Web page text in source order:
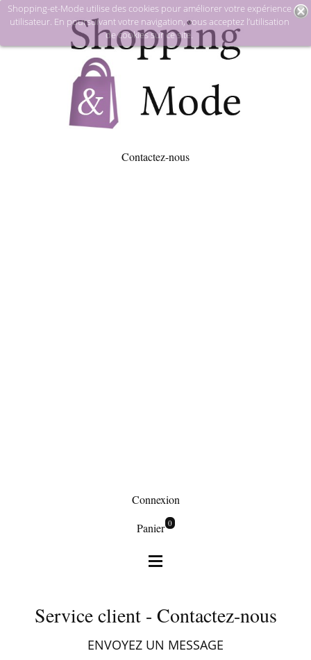
Contactez-nous
Connexion
Panier 0
Shopping-et-Mode utilise des cookies pour améliorer votre expérience
utilisateur. En poursuivant votre navigation, vous acceptez l’utilisation
de cookies sur ce site.
Contact
Service client - Contactez-nous
ENVOYEZ UN MESSAGE